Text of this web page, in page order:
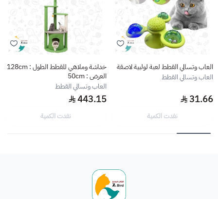
العاب وتسالي القطط لعبة لولبية لاصقة
العاب وتسالي القطط
31.66
نفدت الكمية
خداشة وملاهي للقطط الطول : 128cm
العرض : 50cm
العاب وتسالي القطط
443.15
نفدت الكمية